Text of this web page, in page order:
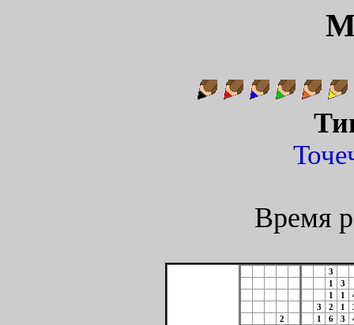
Время
3
1
3
1
1
3
2 1
2
1 6 3